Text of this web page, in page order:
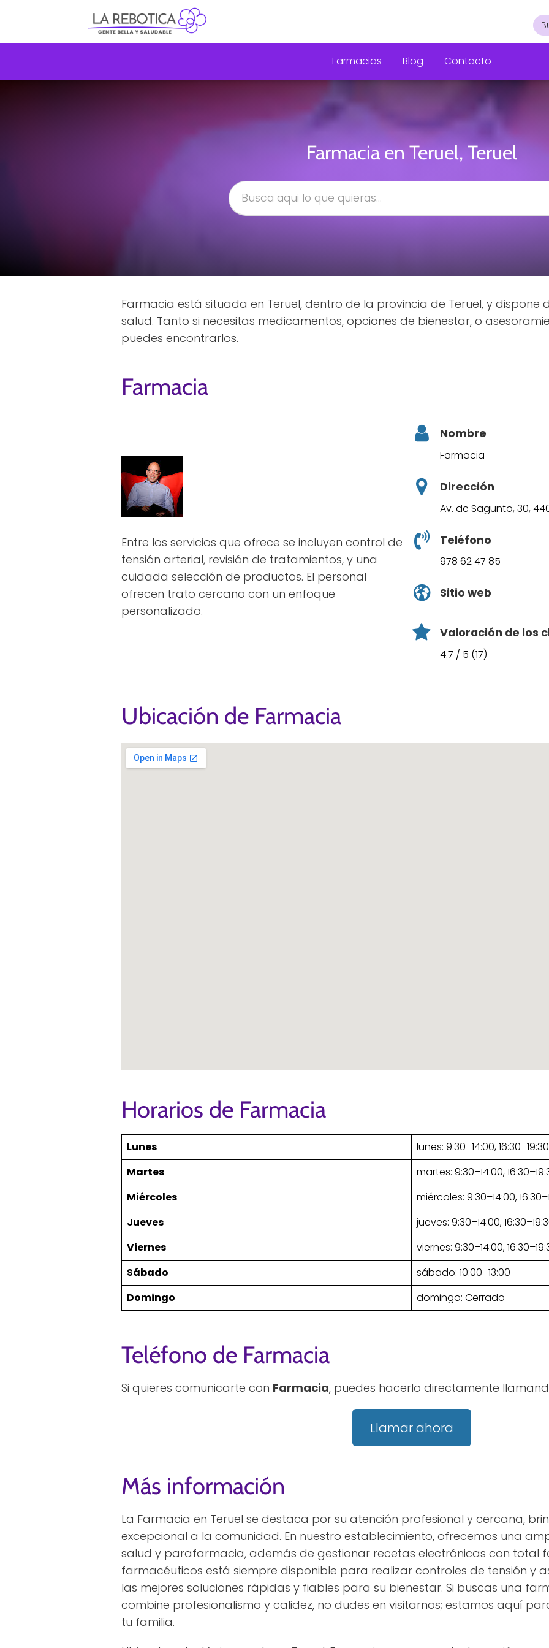
Farmacias Blog Contacto
Farmacia en Teruel, Teruel
Farmacia está situada en Teruel, dentro de la provincia de Teruel, y dispone
salud. Tanto si necesitas medicamentos, opciones de bienestar, o
puedes encontrarlos.
Farmacia
Entre los servicios que ofrece se incluyen control de
tensión arterial, revisión de tratamientos, y una
cuidada selección de productos. El personal
ofrecen trato cercano con un enfoque
personalizado.
Nombre
Farmacia
Dirección
Av. de Sagunto, 30,
Teléfono
978 62 47 85
Sitio web
Valoración de los
4.7 / 5 (17)
Ubicación de Farmacia
Horarios de Farmacia
Lunes
lunes: 9:30–14:00, 16:30–19:30
Martes
martes: 9:30–14:00,
Miércoles
miércoles: 9:30–14:00,
Jueves
jueves: 9:30–14:00,
Viernes
viernes: 9:30–14:00,
Sábado
sábado: 10:00–13:00
Domingo
domingo: Cerrado
Teléfono de Farmacia
Si quieres comunicarte con Farmacia, puedes hacerlo directamente
Llamar ahora
Más información
La Farmacia en Teruel se destaca por su atención profesional y cercana,
excepcional a la comunidad. En nuestro establecimiento, ofrecemos una
salud y parafarmacia, además de gestionar recetas electrónicas con total
farmacéuticos está siempre disponible para realizar controles de tensión y
las mejores soluciones rápidas y fiables para su bienestar. Si buscas una
combine profesionalismo y calidez, no dudes en visitarnos; estamos aquí
tu familia.